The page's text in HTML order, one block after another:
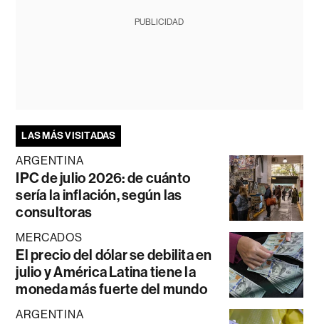
PUBLICIDAD
LAS MÁS VISITADAS
ARGENTINA
IPC de julio 2026: de cuánto
sería la inflación, según las
consultoras
MERCADOS
El precio del dólar se debilita en
julio y América Latina tiene la
moneda más fuerte del mundo
ARGENTINA